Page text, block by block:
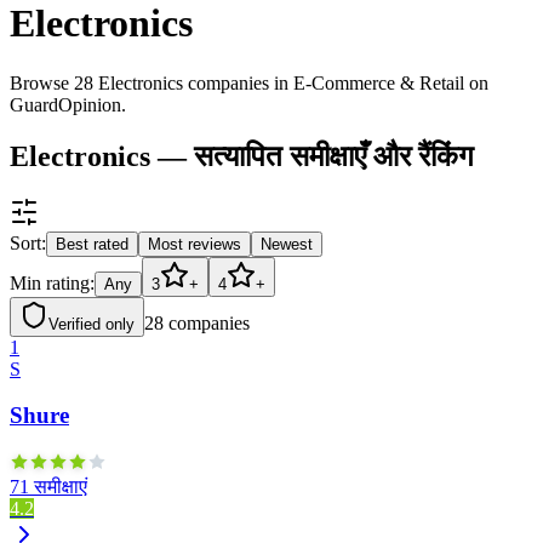
Electronics
Browse 28 Electronics companies in E-Commerce & Retail on
GuardOpinion.
Electronics — सत्यापित समीक्षाएँ और रैंकिंग
Sort: Best rated Most reviews Newest
Min rating: Any 3 + 4 +
Verified only 28 companies
1
S
Shure
71 समीक्षाएं
4.2